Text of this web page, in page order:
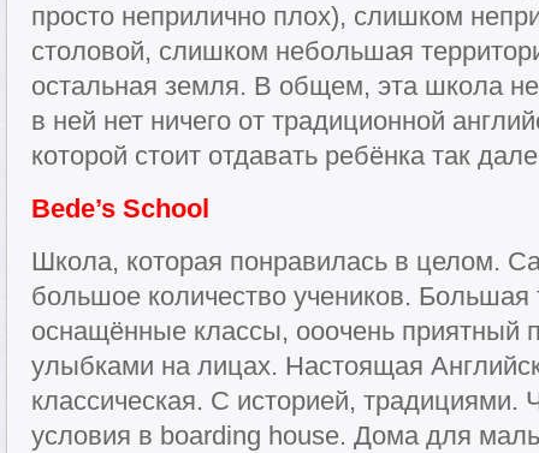
просто неприлично плох), слишком
столовой, слишком небольшая
остальная земля. В общем, эта школа
в ней нет ничего от традиционной
которой стоит отдавать ребёнка так
Bede’s School
Школа, которая понравилась в целом.
большое количество учеников.
оснащённые классы, ооочень приятный
улыбками на лицах. Настоящая
классическая. С историей,
условия в boarding house. Дома для